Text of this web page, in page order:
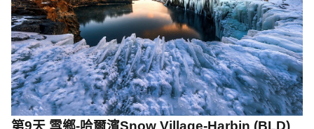
第9天 雪鄉-哈爾濱Snow Village-Harbin (BLD)